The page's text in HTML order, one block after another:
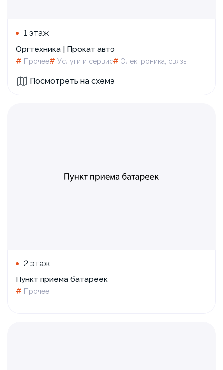
1 этаж
Оргтехника | Прокат авто
# Прочее# Услуги и сервис# Электроника, связь
Посмотреть на схеме
2 этаж
Пункт приема батареек
# Прочее